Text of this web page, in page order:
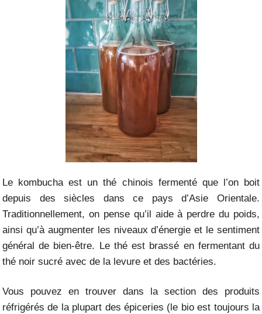
Le kombucha est un thé chinois fermenté que l’on boit
depuis des siècles dans ce pays d’Asie Orientale.
Traditionnellement, on pense qu’il aide à perdre du poids,
ainsi qu’à augmenter les niveaux d’énergie et le sentiment
général de bien-être. Le thé est brassé en fermentant du
thé noir sucré avec de la levure et des bactéries.
Vous pouvez en trouver dans la section des produits
réfrigérés de la plupart des épiceries (le bio est toujours la